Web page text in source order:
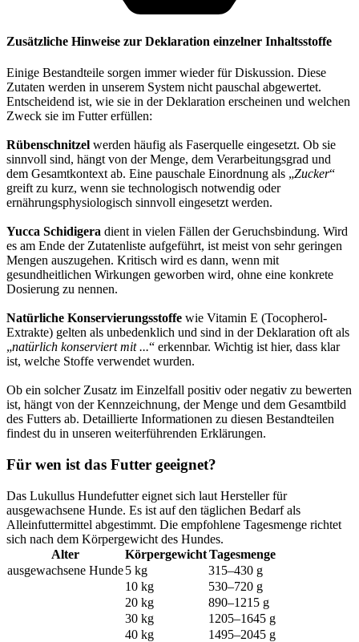
Zusätzliche Hinweise zur Deklaration einzelner Inhaltsstoffe
Einige Bestandteile sorgen immer wieder für Diskussion. Diese
Zutaten werden in unserem System nicht pauschal abgewertet.
Entscheidend ist, wie sie in der Deklaration erscheinen und welchen
Zweck sie im Futter erfüllen:
Rübenschnitzel werden häufig als Faserquelle eingesetzt. Ob sie
sinnvoll sind, hängt von der Menge, dem Verarbeitungsgrad und
dem Gesamtkontext ab. Eine pauschale Einordnung als „Zucker“
greift zu kurz, wenn sie technologisch notwendig oder
ernährungsphysiologisch sinnvoll eingesetzt werden.
Yucca Schidigera dient in vielen Fällen der Geruchsbindung. Wird
es am Ende der Zutatenliste aufgeführt, ist meist von sehr geringen
Mengen auszugehen. Kritisch wird es dann, wenn mit
gesundheitlichen Wirkungen geworben wird, ohne eine konkrete
Dosierung zu nennen.
Natürliche Konservierungsstoffe wie Vitamin E (Tocopherol-
Extrakte) gelten als unbedenklich und sind in der Deklaration oft als
„natürlich konserviert mit ...“ erkennbar. Wichtig ist hier, dass klar
ist, welche Stoffe verwendet wurden.
Ob ein solcher Zusatz im Einzelfall positiv oder negativ zu bewerten
ist, hängt von der Kennzeichnung, der Menge und dem Gesamtbild
des Futters ab. Detaillierte Informationen zu diesen Bestandteilen
findest du in unseren weiterführenden Erklärungen.
Für wen ist das Futter geeignet?
Das Lukullus Hundefutter eignet sich laut Hersteller für
ausgewachsene Hunde. Es ist auf den täglichen Bedarf als
Alleinfuttermittel abgestimmt. Die empfohlene Tagesmenge richtet
sich nach dem Körpergewicht des Hundes.
Alter
KörpergewichtTagesmenge
ausgewachsene Hunde5 kg
315–430 g
10 kg
530–720 g
20 kg
890–1215 g
30 kg
1205–1645 g
40 kg
1495–2045 g